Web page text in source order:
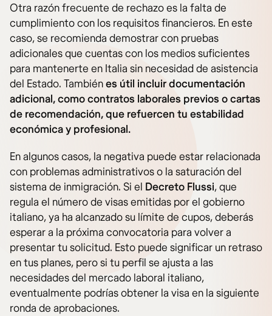
Otra razón frecuente de rechazo es la falta de
cumplimiento con los requisitos financieros. En este
caso, se recomienda demostrar con pruebas
adicionales que cuentas con los medios suficientes
para mantenerte en Italia sin necesidad de asistencia
del Estado. Tambiénes útil incluir documentación
adicional, como contratos laborales previos o cartas
de recomendación, que refuercen tu estabilidad
económica y profesional.
En algunos casos, la negativa puede estar relacionada
con problemas administrativos o la saturación del
sistema de inmigración. Si el Decreto Flussi, que
regula el número de visas emitidas por el gobierno
italiano, ya ha alcanzado su límite de cupos, deberás
esperar a la próxima convocatoria para volver a
presentar tu solicitud. Esto puede significar un retraso
en tus planes, pero si tu perfil se ajusta a las
necesidades del mercado laboral italiano,
eventualmente podrías obtener la visa en la siguiente
ronda de aprobaciones.